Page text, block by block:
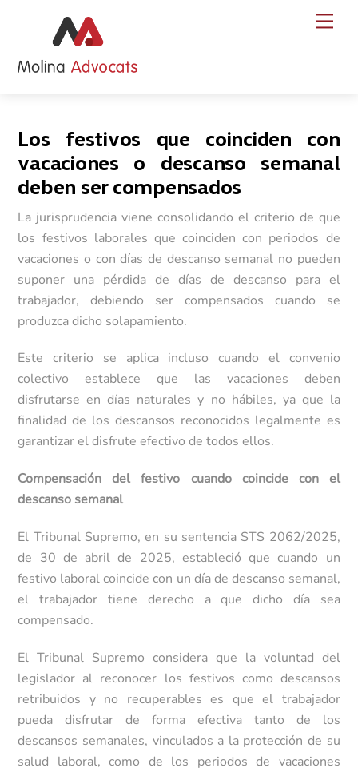
Los festivos que coinciden con
vacaciones o descanso semanal
deben ser compensados
La jurisprudencia viene consolidando el criterio de que
los festivos laborales que coinciden con periodos de
vacaciones o con días de descanso semanal no pueden
suponer una pérdida de días de descanso para el
trabajador, debiendo ser compensados cuando se
produzca dicho solapamiento.
Este criterio se aplica incluso cuando el convenio
colectivo establece que las vacaciones deben
disfrutarse en días naturales y no hábiles, ya que la
finalidad de los descansos reconocidos legalmente es
garantizar el disfrute efectivo de todos ellos.
Compensación del festivo cuando coincide con el
descanso semanal
El Tribunal Supremo, en su sentencia STS 2062/2025,
de 30 de abril de 2025, estableció que cuando un
festivo laboral coincide con un día de descanso semanal,
el trabajador tiene derecho a que dicho día sea
compensado.
El Tribunal Supremo considera que la voluntad del
legislador al reconocer los festivos como descansos
retribuidos y no recuperables es que el trabajador
pueda disfrutar de forma efectiva tanto de los
descansos semanales, vinculados a la protección de su
salud laboral, como de los periodos de vacaciones